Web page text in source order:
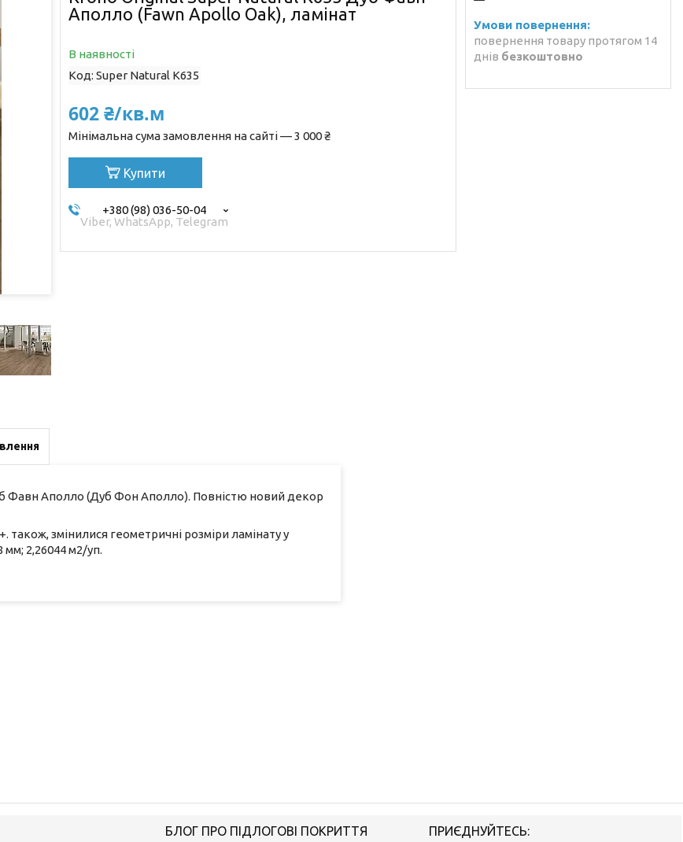
Аполло (Fawn Apollo Oak), ламінат
В наявності
Код: Super Natural K635
602 ₴/кв.м
Мінімальна сума замовлення на сайті — 3 000 ₴
Купити
+380 (98) 036-50-04
Viber, WhatsApp, Telegram
повернення товару протягом 14
днів безкоштовно
Фавн Аполло (Дуб Фон Аполло). Повністю новий декор
також, змінилися геометричні розміри ламінату у
мм; 2,26044 м2/уп.
БЛОГ ПРО ПІДЛОГОВІ ПОКРИТТЯ ПРИЄДНУЙТЕСЬ: